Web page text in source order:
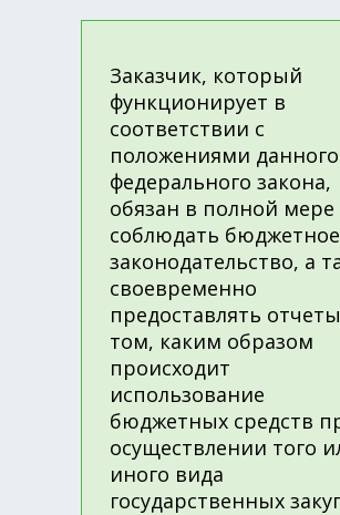
Заказчик, который
функционирует в
соответствии с
положениями данного
федерального закона,
обязан в полной мере
соблюдать бюджетное
законодательство, а
своевременно
предоставлять
том, каким образом
происходит
использование
бюджетных средств
осуществлении того
иного вида
государственных